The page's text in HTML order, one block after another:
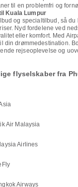
til en problemfri og
Kuala Lumpur
og specialtilbud, så du
Nyd fordelene ved
eller komfort. Med
din drømmedestination.
rejseoplevelse og
flyselskaber fra
Air Malaysia
Airlines
Airways